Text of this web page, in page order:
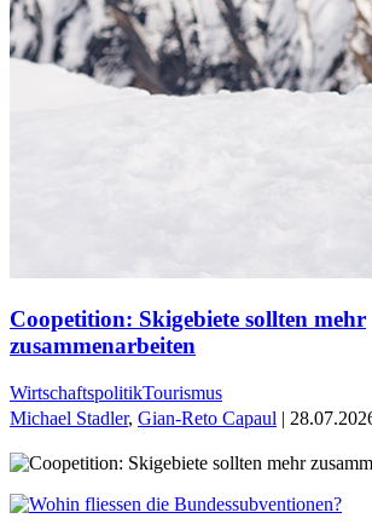
Coopetition: Skigebiete sollten mehr
zusammenarbeiten
WirtschaftspolitikTourismus
Michael Stadler, Gian-Reto Capaul |